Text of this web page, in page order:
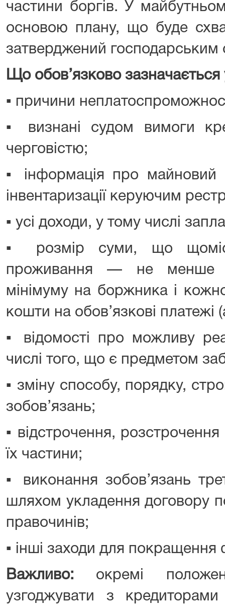
частини боргів. У
основою плану, що буде
затверджений
Що обов’язково зазначається
▪️ причини
▪️ визнані судом вимоги
черговістю;
▪️ інформація про майновий
інвентаризації керуючим
▪️ усі доходи, у тому числі
▪️ розмір суми, що
проживання — не менше
мінімуму на боржника і
кошти на обов’язкові платежі
▪️ відомості про можливу
числі того, що є предметом
▪️ зміну способу, порядку,
зобов’язань;
▪️ відстрочення,
їх частини;
▪️ виконання зобов’язань
шляхом укладення договору
правочинів;
▪️ інші заходи для покращення
Важливо: окремі
узгоджувати з